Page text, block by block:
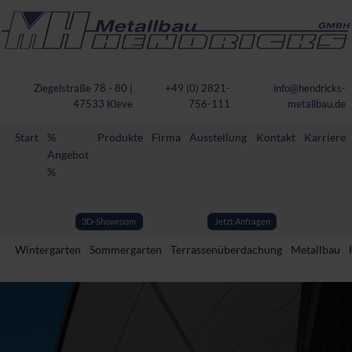
Ziegelstraße 78 - 80 |
47533 Kleve
+49 (0) 2821-
756-111
info@hendricks-
metallbau.de
Start
%
Angebot
%
Produkte Firma Ausstellung Kontakt Karriere
3D-Showroom Jetzt Anfragen
Wintergarten Sommergarten Terrassenüberdachung Metallbau